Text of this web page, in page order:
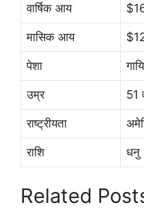
वार्षिक आय
मासिक आय
पेशा
उम्र 51
राष्ट्रीयता
राशि धनु
Related